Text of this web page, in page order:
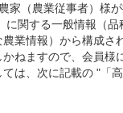
家（農業従事者）様
に関する一般情報（
業情報）から構成さ
ねますので、会員様
は、次に記載の "「